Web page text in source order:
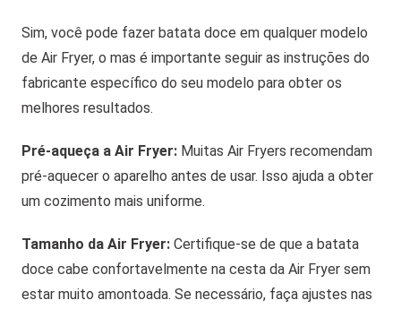
Sim, você pode fazer batata doce em qualquer modelo
de Air Fryer, o mas é importante seguir as instruções do
fabricante específico do seu modelo para obter os
melhores resultados.
Pré-aqueça a Air Fryer: Muitas Air Fryers recomendam
pré-aquecer o aparelho antes de usar. Isso ajuda a obter
um cozimento mais uniforme.
Tamanho da Air Fryer: Certifique-se de que a batata
doce cabe confortavelmente na cesta da Air Fryer sem
estar muito amontoada. Se necessário, faça ajustes nas